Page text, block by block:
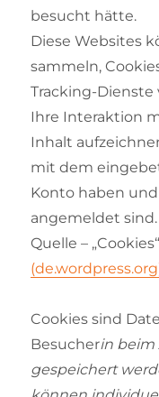
besucht hätte.
Diese Websites
sammeln,
Tracking-
Ihre Interaktion
Inhalt
mit dem
Konto haben
angemeldet sind.
Quelle –
Cookies sind
Besucherin beim
gespeichert